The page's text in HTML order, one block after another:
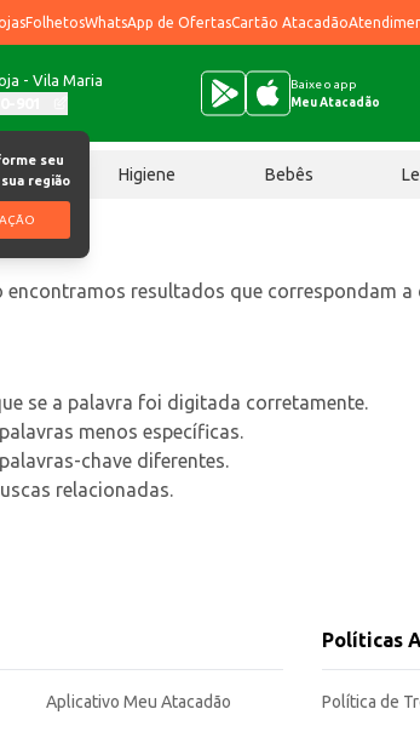
FolhetosWhatsApp de OfertasCartão Atacadão
- Vila Maria
seu
região
Baixe o app
Meu Atacadão
Higiene Bebês
encontramos resultados que correspondam a
se a palavra foi digitada corretamente.
menos específicas.
chave diferentes.
relacionadas.
Aplicativo Meu Atacadão
Políticas
Política de